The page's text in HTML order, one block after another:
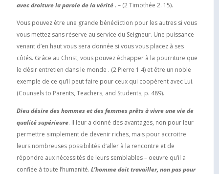
avec droiture la parole de la vérité . – (2 Timothée 2. 15).
Vous pouvez être une grande bénédiction pour les autres si vous
vous mettez sans réserve au service du Seigneur. Une puissance
venant d’en haut vous sera donnée si vous vous placez à ses
côtés. Grâce au Christ, vous pouvez échapper à la pourriture que
le désir entretien dans le monde . (2 Pierre 1.4) et être un noble
exemple de ce qu’Il peut faire pour ceux qui coopèrent avec Lui.
(Counsels to Parents, Teachers, and Students, p. 489).
Dieu désire des hommes et des femmes prêts à vivre une vie de
qualité supérieure. Il leur a donné des avantages, non pour leur
permettre simplement de devenir riches, mais pour accroitre
leurs nombreuses possibilités d’aller à la rencontre et de
répondre aux nécessités de leurs semblables – oeuvre qu’il a
confiée à toute l’humanité. L’homme doit travailler, non pas pour